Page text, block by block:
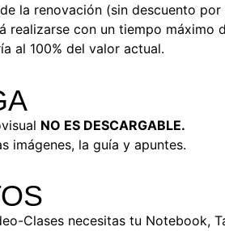
la renovación (sin descuento
realizarse con un tiempo
al 100% del valor actual.
NO ES DESCARGABLE.
imágenes, la guía y apuntes.
Clases necesitas tu Notebook,